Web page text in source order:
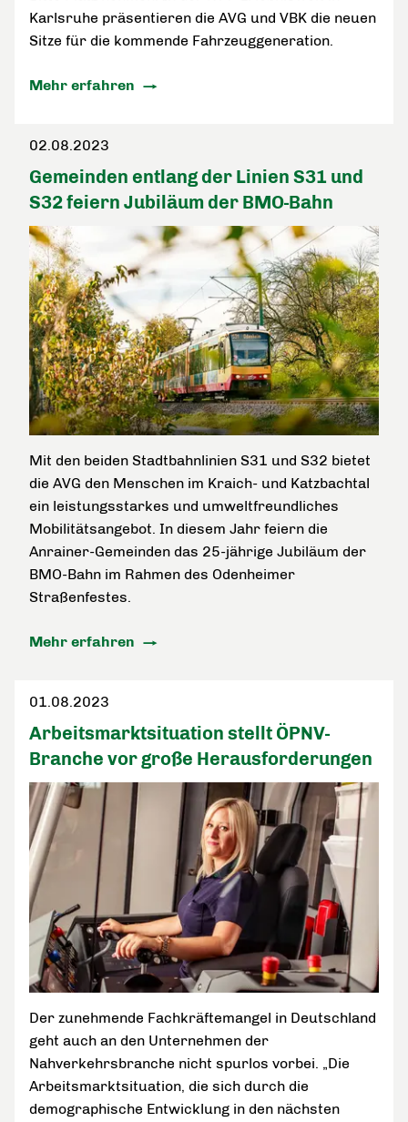
Karlsruhe präsentieren die AVG und VBK die neuen
Sitze für die kommende Fahrzeuggeneration.
Mehr erfahren
02.08.2023
Gemeinden entlang der Linien S31 und
S32 feiern Jubiläum der BMO-Bahn
Mit den beiden Stadtbahnlinien S31 und S32 bietet
die AVG den Menschen im Kraich- und Katzbachtal
ein leistungsstarkes und umweltfreundliches
Mobilitätsangebot. In diesem Jahr feiern die
Anrainer-Gemeinden das 25-jährige Jubiläum der
BMO-Bahn im Rahmen des Odenheimer
Straßenfestes.
Mehr erfahren
01.08.2023
Arbeitsmarktsituation stellt ÖPNV-
Branche vor große Herausforderungen
Der zunehmende Fachkräftemangel in Deutschland
geht auch an den Unternehmen der
Nahverkehrsbranche nicht spurlos vorbei. „Die
Arbeitsmarktsituation, die sich durch die
demographische Entwicklung in den nächsten